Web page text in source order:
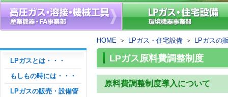
HOME ＞ LPガス・住宅設備 ＞ LPガスの
LPガスとは・・・
もしもの時には・・・
LPガスの販売・設備管
LPガス原料費調整制度
原料費調整制度導入について